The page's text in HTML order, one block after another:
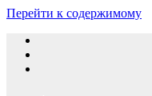
Перейти к содержимому